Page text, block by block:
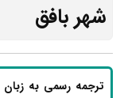
شهر بافق
ترجمه رسمی به زبان